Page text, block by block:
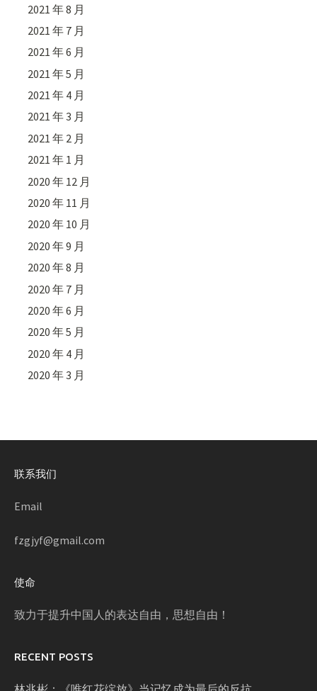
2021 年 8 月
2021 年 7 月
2021 年 6 月
2021 年 5 月
2021 年 4 月
2021 年 3 月
2021 年 2 月
2021 年 1 月
2020 年 12 月
2020 年 11 月
2020 年 10 月
2020 年 9 月
2020 年 8 月
2020 年 7 月
2020 年 6 月
2020 年 5 月
2020 年 4 月
2020 年 3 月
联系我们
Email
fzgjyf@gmail.com
使命
致力于提升中国人的表达自由，思想自由！
RECENT POSTS